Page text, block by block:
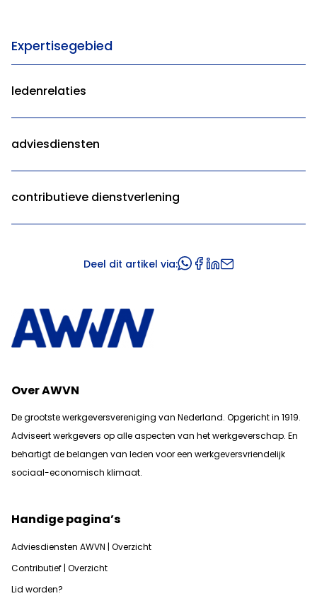
Expertisegebied
ledenrelaties
adviesdiensten
contributieve dienstverlening
Deel dit artikel via:
Over AWVN
De grootste werkgeversvereniging van Nederland. Opgericht in 1919.
Adviseert werkgevers op alle aspecten van het werkgeverschap. En
behartigt de belangen van leden voor een werkgeversvriendelijk
sociaal-economisch klimaat.
Handige pagina’s
Adviesdiensten AWVN | Overzicht
Contributief | Overzicht
Lid worden?